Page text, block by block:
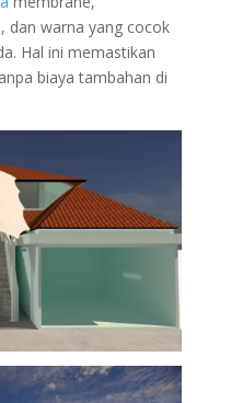
dan warna yang cocok
Hal ini memastikan
biaya tambahan di